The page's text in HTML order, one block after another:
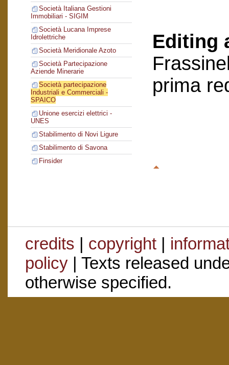
Società Italiana Gestioni
Immobiliari - SIGIM
Società Lucana Imprese
Idrolettriche
Società Meridionale Azoto
Società Partecipazione
Aziende Minerarie
Società partecipazione
Industriali e Commerciali -
SPAICO
Unione esercizi elettrici -
UNES
Stabilimento di Novi Ligure
Stabilimento di Savona
Finsider
Editing
prima
credits | copyright|
policy| Texts released
otherwise specified.